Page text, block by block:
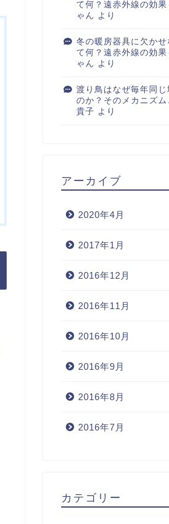
て何？遠赤外線の効果
ゃん より
冬の暖房器具に欠かせ
て何？遠赤外線の効果
ゃん より
渡り鳥はなぜ毎年同じ
のか？そのメカニズム
貴子 より
アーカイブ
2020年4月
2017年1月
2016年12月
2016年11月
2016年10月
2016年9月
2016年8月
2016年7月
カテゴリー